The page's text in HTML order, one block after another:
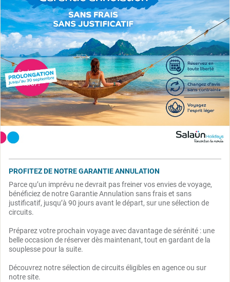
PROFITEZ DE NOTRE GARANTIE ANNULATION
Parce qu’un imprévu ne devrait pas freiner vos envies de voyage,
bénéficiez de notre Garantie Annulation sans frais et sans
justificatif, jusqu’à 90 jours avant le départ, sur une sélection de
circuits.
Préparez votre prochain voyage avec davantage de sérénité : une
belle occasion de réserver dès maintenant, tout en gardant de la
souplesse pour la suite.
Découvrez notre sélection de circuits éligibles en agence ou sur
notre site.